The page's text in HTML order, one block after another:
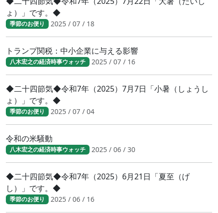
ょ）」です。◆
季節のお便り 2025 / 07 / 18
トランプ関税：中小企業に与える影響
八木宏之の経済時事ウォッチ 2025 / 07 / 16
◆二十四節気◆令和7年（2025）7月7日「小暑（しょうし
ょ）」です。◆
季節のお便り 2025 / 07 / 04
令和の米騒動
八木宏之の経済時事ウォッチ 2025 / 06 / 30
◆二十四節気◆令和7年（2025）6月21日「夏至（げ
し）」です。◆
季節のお便り 2025 / 06 / 16